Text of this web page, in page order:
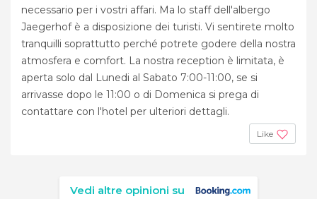
necessario per i vostri affari. Ma lo staff dell'albergo
Jaegerhof è a disposizione dei turisti. Vi sentirete molto
tranquilli soprattutto perché potrete godere della nostra
atmosfera e comfort. La nostra reception è limitata, è
aperta solo dal Lunedi al Sabato 7:00-11:00, se si
arrivasse dopo le 11:00 o di Domenica si prega di
contattare con l'hotel per ulteriori dettagli.
Like
Vedi altre opinioni su